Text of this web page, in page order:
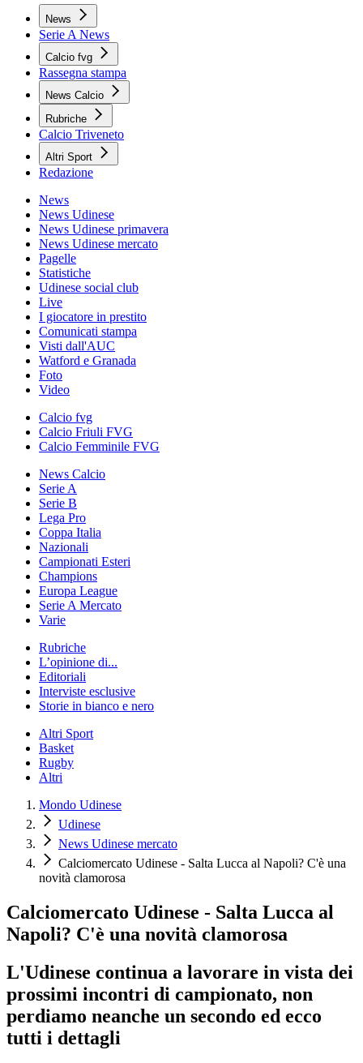
News
Serie A News
Calcio fvg
Rassegna stampa
News Calcio
Rubriche
Calcio Triveneto
Altri Sport
Redazione
News
News Udinese
News Udinese primavera
News Udinese mercato
Pagelle
Statistiche
Udinese social club
Live
I giocatore in prestito
Comunicati stampa
Visti dall'AUC
Watford e Granada
Foto
Video
Calcio fvg
Calcio Friuli FVG
Calcio Femminile FVG
News Calcio
Serie A
Serie B
Lega Pro
Coppa Italia
Nazionali
Campionati Esteri
Champions
Europa League
Serie A Mercato
Varie
Rubriche
L’opinione di...
Editoriali
Interviste esclusive
Storie in bianco e nero
Altri Sport
Basket
Rugby
Altri
Mondo Udinese
Udinese
News Udinese mercato
Calciomercato Udinese - Salta Lucca al Napoli? C'è una
novità clamorosa
Calciomercato Udinese - Salta Lucca al
Napoli? C'è una novità clamorosa
L'Udinese continua a lavorare in vista dei
prossimi incontri di campionato, non
perdiamo neanche un secondo ed ecco
tutti i dettagli